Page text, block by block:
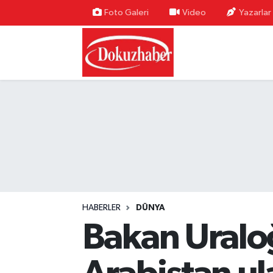
Foto Galeri Video Yazarlar
HABERLER DÜNYA
Bakan
Hava Durumu
Trafik Durumu